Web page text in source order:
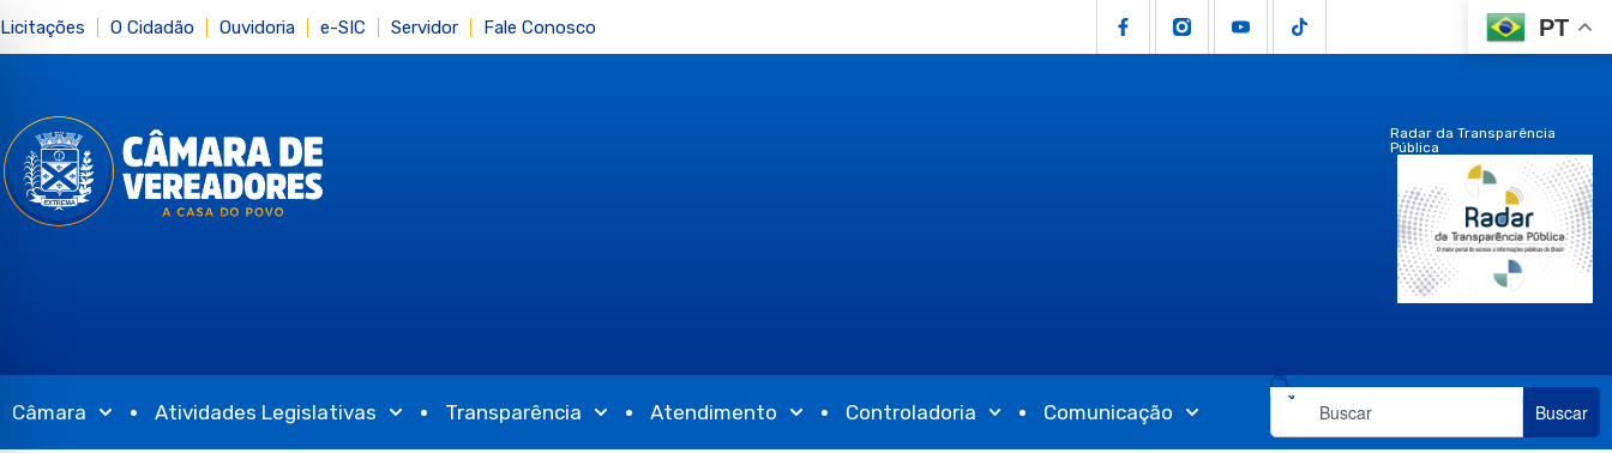
Licitações O Cidadão Ouvidoria e-SIC Servidor Fale Conosco PT
Radar da Transparência
Pública
Câmara Atividades Legislativas Transparência Atendimento Controladoria Comunicação Buscar